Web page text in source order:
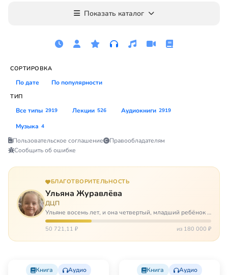
Показать каталог
СОРТИРОВКА
По дате По популярности
ТИП
Все типы 2919 Лекции 526 Аудиокниги 2919
Музыка 4
Пользовательское соглашение
Правообладателям
Сообщить об ошибке
БЛАГОТВОРИТЕЛЬНОСТЬ
Ульяна Журавлёва
ДЦП
Ульяне восемь лет, и она четвертый, младший ребёнок в
многодетной семье. И с самого рождения Ульяну лечат.
Несколько операций, ежедневные процедуры,
50 721,11 ₽ из 180 000 ₽
Книга Аудио Книга Аудио